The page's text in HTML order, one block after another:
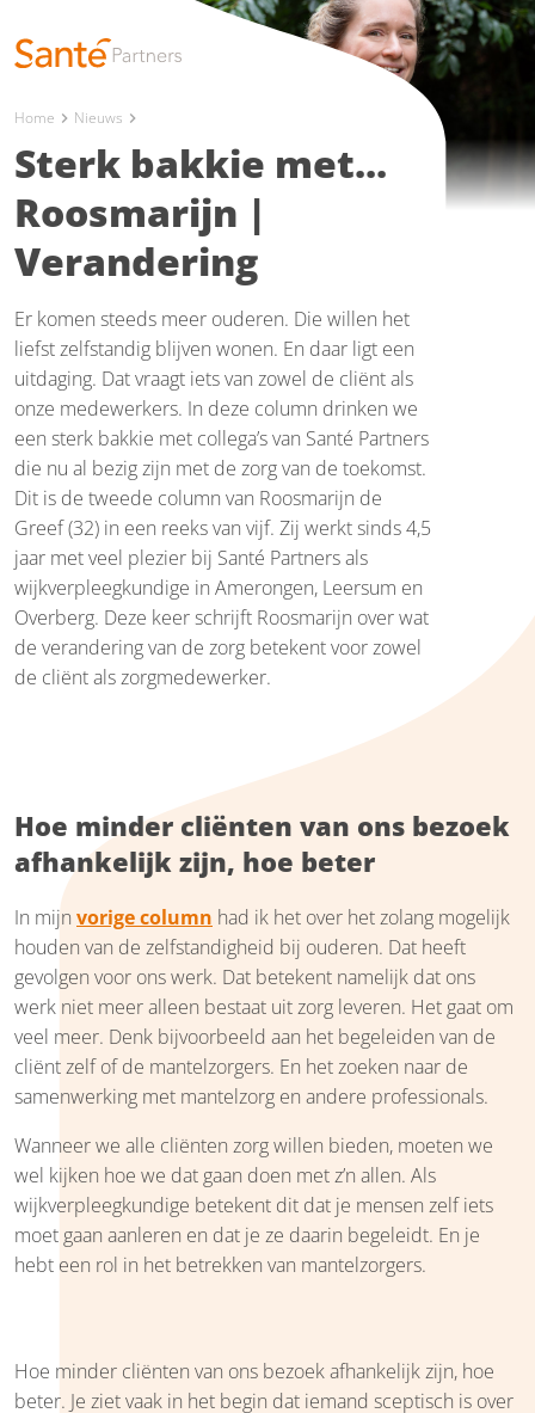
Home chevron_right Nieuws chevron_right
Sterk bakkie met...
Roosmarijn |
Verandering
Er komen steeds meer ouderen. Die willen het
liefst zelfstandig blijven wonen. En daar ligt een
uitdaging. Dat vraagt iets van zowel de cliënt als
onze medewerkers. In deze column drinken we
een sterk bakkie met collega’s van Santé Partners
die nu al bezig zijn met de zorg van de toekomst.
Dit is de tweede column van Roosmarijn de
Greef (32) in een reeks van vijf. Zij werkt sinds 4,5
jaar met veel plezier bij Santé Partners als
wijkverpleegkundige in Amerongen, Leersum en
Overberg. Deze keer schrijft Roosmarijn over wat
de verandering van de zorg betekent voor zowel
de cliënt als zorgmedewerker.
Hoe minder cliënten van ons bezoek
afhankelijk zijn, hoe beter
In mijn vorige column had ik het over het zolang mogelijk
houden van de zelfstandigheid bij ouderen. Dat heeft
gevolgen voor ons werk. Dat betekent namelijk dat ons
werk niet meer alleen bestaat uit zorg leveren. Het gaat om
veel meer. Denk bijvoorbeeld aan het begeleiden van de
cliënt zelf of de mantelzorgers. En het zoeken naar de
samenwerking met mantelzorg en andere professionals.
Wanneer we alle cliënten zorg willen bieden, moeten we
wel kijken hoe we dat gaan doen met z’n allen. Als
wijkverpleegkundige betekent dit dat je mensen zelf iets
moet gaan aanleren en dat je ze daarin begeleidt. En je
hebt een rol in het betrekken van mantelzorgers.
Hoe minder cliënten van ons bezoek afhankelijk zijn, hoe
beter. Je ziet vaak in het begin dat iemand sceptisch is over